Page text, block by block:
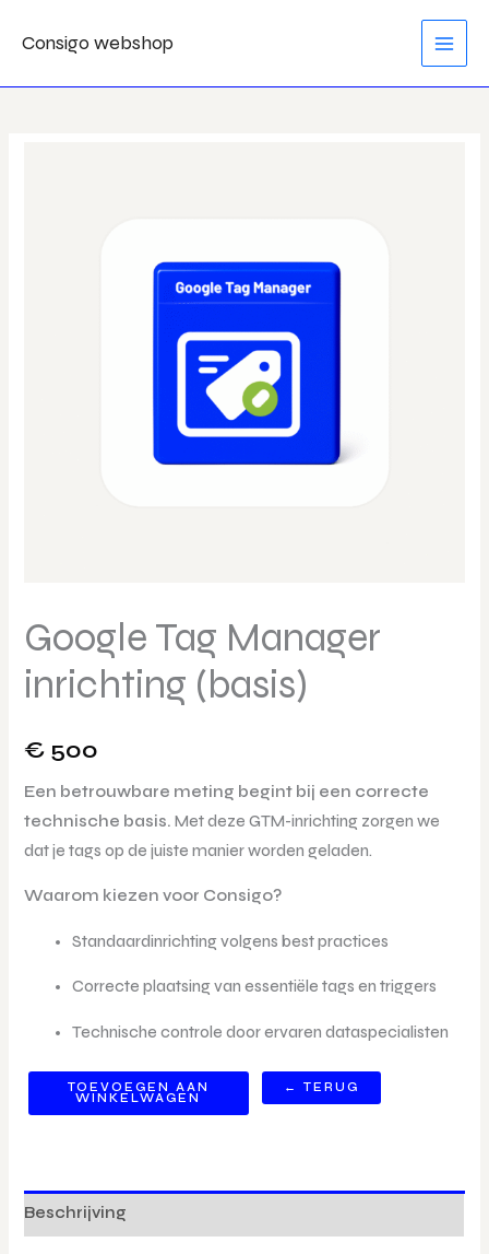
naarConsigo webshop
Google Tag Manager
inrichting (basis)
€ 500
Een betrouwbare meting begint bij een correcte
technische basis. Met deze GTM-inrichting zorgen we
dat je tags op de juiste manier worden geladen.
Waarom kiezen voor Consigo?
Standaardinrichting volgens best practices
Correcte plaatsing van essentiële tags en triggers
Technische controle door ervaren dataspecialisten
TOEVOEGEN AAN
WINKELWAGEN
← TERUG
Beschrijving